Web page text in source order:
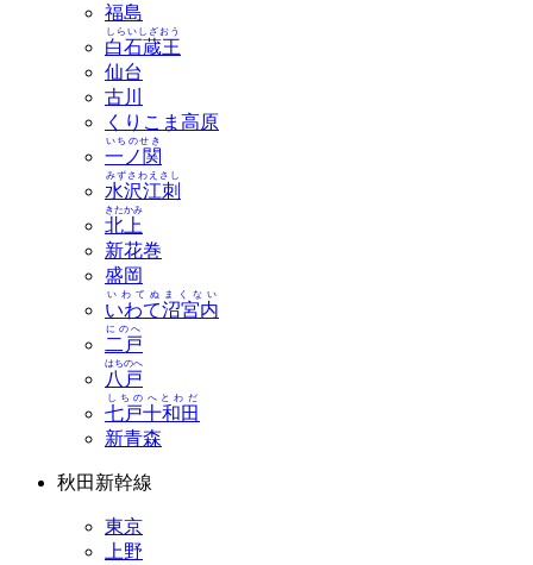
福島
白石蔵王
しらいしざおう
仙台
古川
くりこま高原
一ノ関
いちのせき
水沢江刺
みずさわえさし
北上
きたかみ
新花巻
盛岡
いわて沼宮内
いわてぬまくない
二戸
にのへ
八戸
はちのへ
七戸十和田
しちのへとわだ
新青森
秋田新幹線
東京
上野